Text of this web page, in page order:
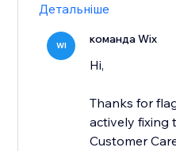
Детальніше
WI команда Wix
Hi,
Thanks for
actively fixing
Customer